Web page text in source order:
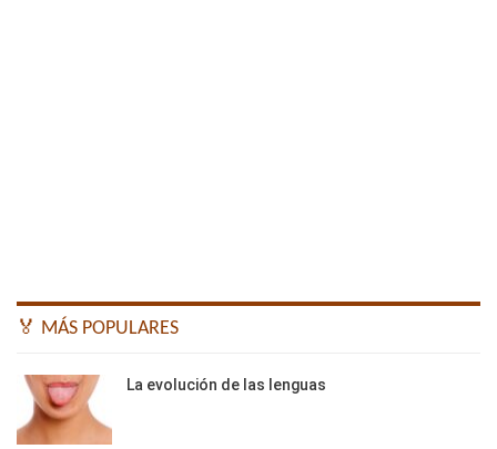
🏅 MÁS POPULARES
La evolución de las lenguas